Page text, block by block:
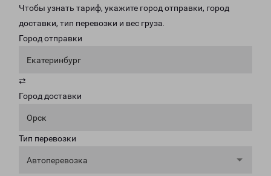
Чтобы узнать тариф, укажите город отправки, город
доставки, тип перевозки и вес груза.
Город отправки
Екатеринбург
⇄
Город доставки
Орск
Тип перевозки
Автоперевозка